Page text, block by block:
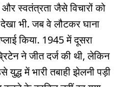
स्वतंत्रता जैसे विचारों को
भी. जब वे लौटकर घाना
किया. 1945 में दूसरा
ने जीत दर्ज की थी, लेकिन
में भारी तबाही झेलनी पड़ी